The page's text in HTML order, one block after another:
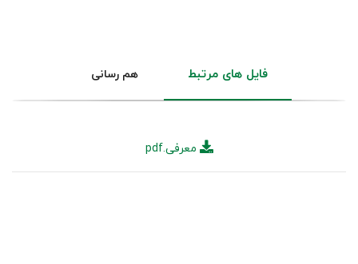
فایل های مرتبط هم رسانی
معرفی.pdf